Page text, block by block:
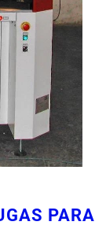
PARA